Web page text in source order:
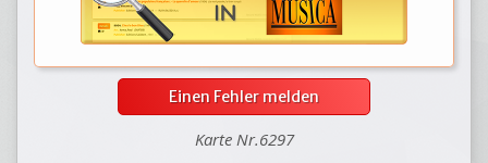
Einen Fehler melden
Karte Nr.6297